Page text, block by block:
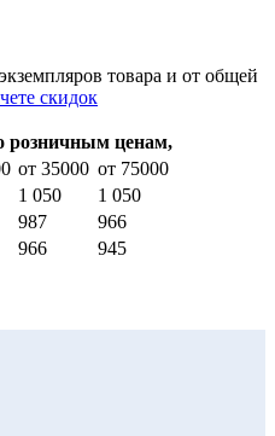
товара и от общей
скидок
розничным ценам,
от 35000 от 75000
1 050
1 050
987
966
966 945